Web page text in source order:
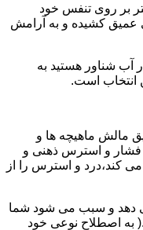
بر روی تنفس خود
عمیق کشیده و به آرامش
آب شناور هستید به
انتخاب است.
مالش ماهیچه ها و
فشار و استرس ذهنی و
کند،درد و استرس را از
دهد و سبب می شود شما
به اصطلاح نوعی خود